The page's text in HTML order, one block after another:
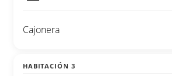
Cajonera
HABITACIÓN 3